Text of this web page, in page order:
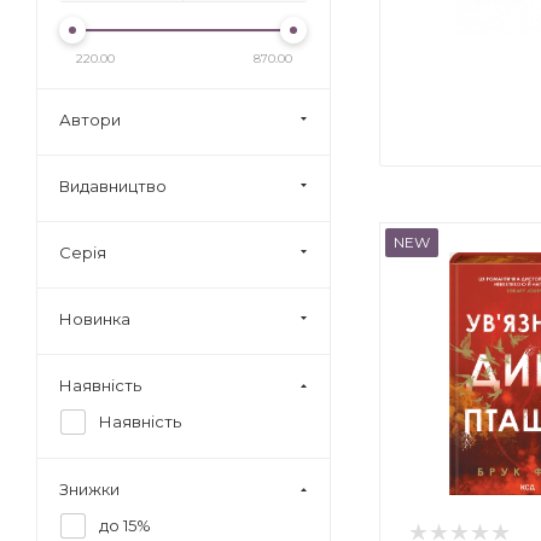
NEW
220.00 870.00
Автори
Видавництво
Серія
Новинка
Наявність
Наявність
Знижки
до 15%